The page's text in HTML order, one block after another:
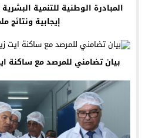
المبادرة الوطنية للتنمية
إيجابية ونتائج
بيان تضامني للمرصد مع ساكنة